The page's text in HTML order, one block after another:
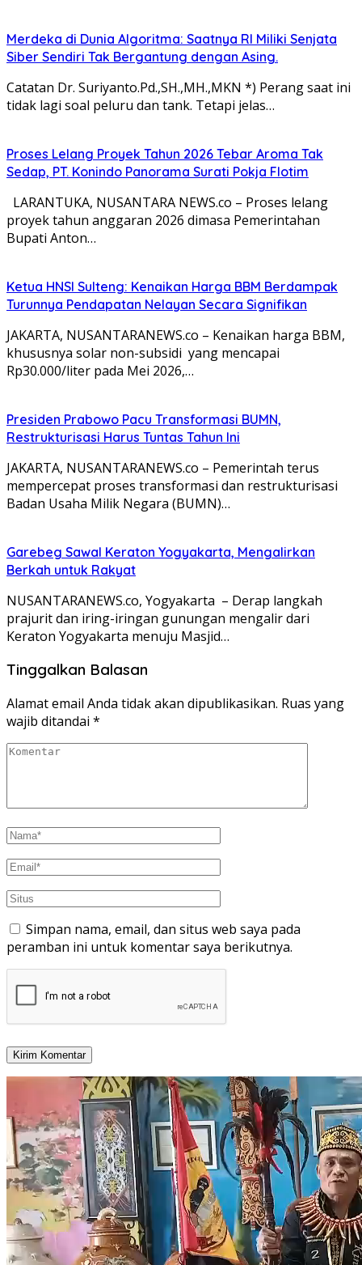
Merdeka di Dunia Algoritma: Saatnya RI Miliki Senjata
Siber Sendiri Tak Bergantung dengan Asing.
Catatan Dr. Suriyanto.Pd.,SH.,MH.,MKN *) Perang saat ini
tidak lagi soal peluru dan tank. Tetapi jelas…
Proses Lelang Proyek Tahun 2026 Tebar Aroma Tak
Sedap, PT. Konindo Panorama Surati Pokja Flotim
LARANTUKA, NUSANTARA NEWS.co – Proses lelang
proyek tahun anggaran 2026 dimasa Pemerintahan
Bupati Anton…
Ketua HNSI Sulteng: Kenaikan Harga BBM Berdampak
Turunnya Pendapatan Nelayan Secara Signifikan
JAKARTA, NUSANTARANEWS.co – Kenaikan harga BBM,
khususnya solar non-subsidi yang mencapai
Rp30.000/liter pada Mei 2026,…
Presiden Prabowo Pacu Transformasi BUMN,
Restrukturisasi Harus Tuntas Tahun Ini
JAKARTA, NUSANTARANEWS.co – Pemerintah terus
mempercepat proses transformasi dan restrukturisasi
Badan Usaha Milik Negara (BUMN)…
Garebeg Sawal Keraton Yogyakarta, Mengalirkan
Berkah untuk Rakyat
NUSANTARANEWS.co, Yogyakarta – Derap langkah
prajurit dan iring-iringan gunungan mengalir dari
Keraton Yogyakarta menuju Masjid…
Tinggalkan Balasan
Alamat email Anda tidak akan dipublikasikan. Ruas yang
wajib ditandai *
Simpan nama, email, dan situs web saya pada
peramban ini untuk komentar saya berikutnya.